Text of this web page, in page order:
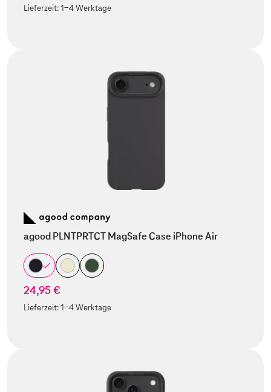
Lieferzeit:1-4 Werktage
agood PLNTPRTCT MagSafe Case iPhone Air
24,95 €
Lieferzeit:1-4 Werktage